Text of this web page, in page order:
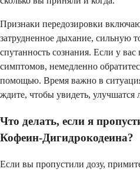
Признаки передозировки
затрудненное дыхание, сильную
спутанность сознания. Если у
симптомов, немедленно
помощью. Время важно в
ждите, чтобы увидеть,
Что делать, если я
Кофеин-Дигидрокодеина?
Если вы пропустили дозу,